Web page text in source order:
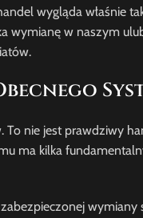
wygląda właśnie
wymianę w naszym
nie jest prawdziwy
ma kilka